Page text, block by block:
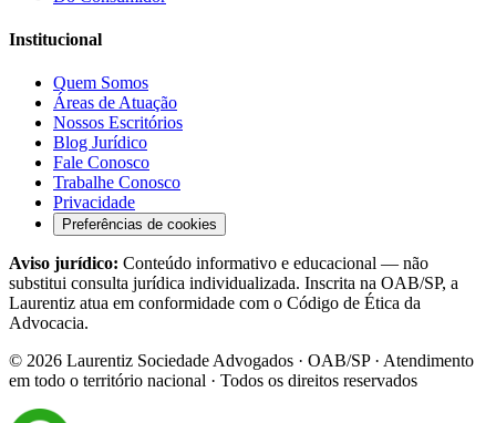
Institucional
Quem Somos
Áreas de Atuação
Nossos Escritórios
Blog Jurídico
Fale Conosco
Trabalhe Conosco
Privacidade
Preferências de cookies
Aviso jurídico: Conteúdo informativo e educacional — não
substitui consulta jurídica individualizada. Inscrita na OAB/SP, a
Laurentiz atua em conformidade com o Código de Ética da
Advocacia.
© 2026 Laurentiz Sociedade Advogados · OAB/SP · Atendimento
em todo o território nacional · Todos os direitos reservados